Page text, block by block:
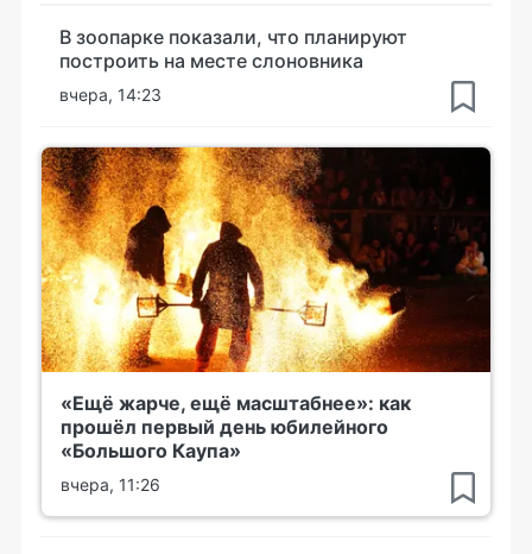
В зоопарке показали, что планируют
построить на месте слоновника
вчера, 14:23
«Ещё жарче, ещё масштабнее»: как
прошёл первый день юбилейного
«Большого Каупа»
вчера, 11:26